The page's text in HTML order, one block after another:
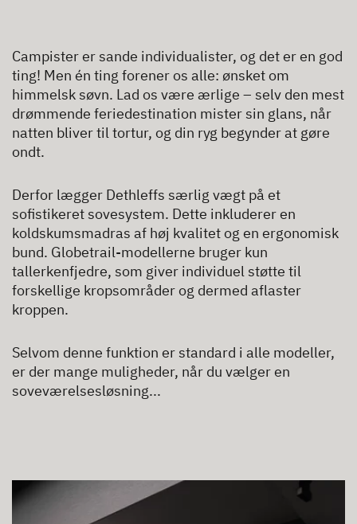
Campister er sande individualister, og det er en god
ting! Men én ting forener os alle: ønsket om
himmelsk søvn. Lad os være ærlige – selv den mest
drømmende feriedestination mister sin glans, når
natten bliver til tortur, og din ryg begynder at gøre
ondt.
Derfor lægger Dethleffs særlig vægt på et
sofistikeret sovesystem. Dette inkluderer en
koldskumsmadras af høj kvalitet og en ergonomisk
bund. Globetrail-modellerne bruger kun
tallerkenfjedre, som giver individuel støtte til
forskellige kropsområder og dermed aflaster
kroppen.
Selvom denne funktion er standard i alle modeller,
er der mange muligheder, når du vælger en
soveværelsesløsning...